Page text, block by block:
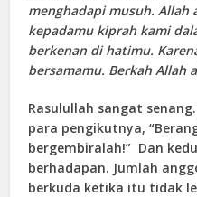
menghadapi musuh. Allah
kepadamu kiprah kami
berkenan di hatimu.
bersamamu. Berkah Allah
Rasulullah sangat
para pengikutnya,
bergembiralah!” Dan
berhadapan. Jumlah
berkuda ketika itu tidak